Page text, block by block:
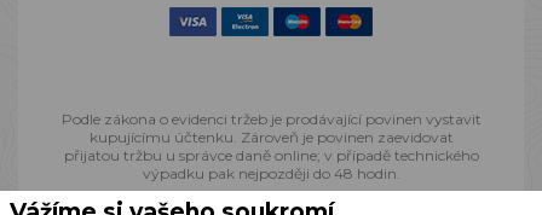
Podle zákona o evidenci tržeb je prodávající povinen vystavit
kupujícímu účtenku. Zároveň je povinen zaevidovat
přijatou tržbu u správce daně online; v případě technického
výpadku pak nejpozději do 48 hodin.